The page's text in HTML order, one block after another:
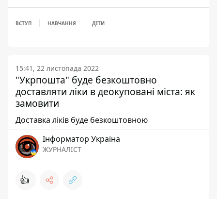
ВСТУП НАВЧАННЯ ДІТИ
15:41, 22 листопада 2022
"Укрпошта" буде безкоштовно
доставляти ліки в деокуповані міста: як
замовити
Доставка ліків буде безкоштовною
Інформатор Україна
ЖУРНАЛІСТ
👍